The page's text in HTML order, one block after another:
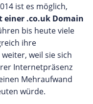
ist es möglich,
.co.uk Domain
bis heute viele
ihre
weil sie sich
Internetpräsenz
Mehraufwand
würde.